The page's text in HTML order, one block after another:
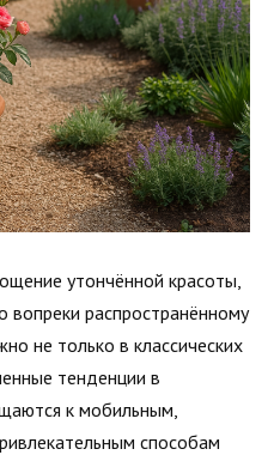
утончённой красоты,
вопреки распространённому
не только в классических
тенденции в
к мобильным,
способам